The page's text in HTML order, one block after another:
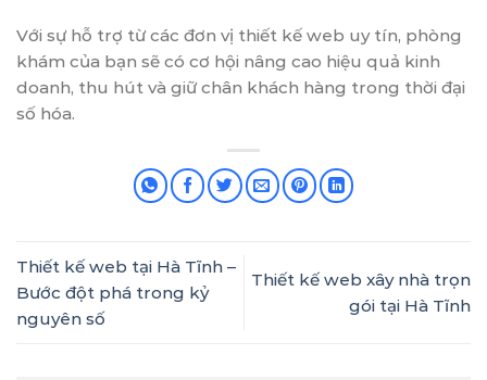
Với sự hỗ trợ từ các đơn vị thiết kế web uy tín, phòng
khám của bạn sẽ có cơ hội nâng cao hiệu quả kinh
doanh, thu hút và giữ chân khách hàng trong thời đại
số hóa.
Thiết kế web tại Hà Tĩnh –
Bước đột phá trong kỷ
nguyên số
Thiết kế web xây nhà trọn
gói tại Hà Tĩnh